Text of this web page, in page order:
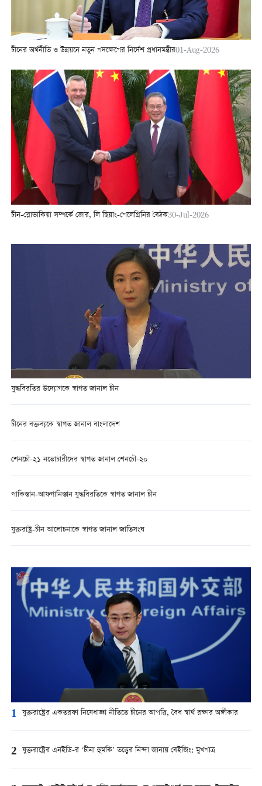
চীনের অর্থনীতি ও উন্নয়নে নতুন পদক্ষেপের নির্দেশ প্রধানমন্ত্রীর01-Aug-2026
চীন-স্লোভাকিয়া সম্পর্কে জোর, লি ছিয়াং-পেলেগ্রিনির বৈঠক30-Jul-2026
যুদ্ধবিরতির উদ্যোগকে স্বাগত জানাল চীন
চীনের বক্তব্যকে স্বাগত জানাল বাংলাদেশ
শেনচৌ-২১ নভোচারীদের স্বাগত জানাল শেনচৌ-২০
পাকিস্তান-আফগানিস্তান যুদ্ধবিরতিকে স্বাগত জানাল চীন
যুক্তরাষ্ট্র-চীন আলোচনাকে স্বাগত জানাল জাতিসংঘ
1 যুক্তরাষ্ট্রের একতরফা নিষেধাজ্ঞা নীতিতে চীনের আপত্তি, বৈধ স্বার্থ রক্ষার অঙ্গীকার
2 যুক্তরাষ্ট্রের এনইডি-র ‘চীনা হুমকি’ তত্ত্বের নিন্দা জানায় বেইজিং: মুখপাত্র